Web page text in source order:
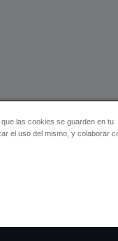
Identificación de
las cookies se guarden en tu
el uso del mismo, y colaborar